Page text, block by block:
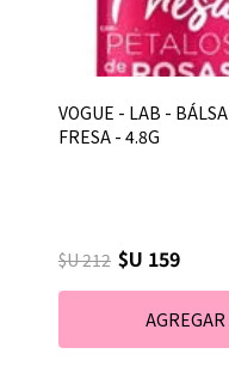
VOGUE - LAB -
FRESA - 4.8G
$U 212 $U 159